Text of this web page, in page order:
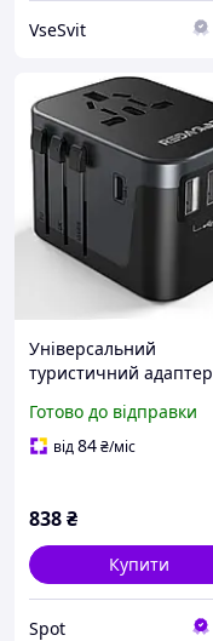
VseSvit
Універсальний
туристичний адаптер
USB-C 3A чорний для
подорожей 224 країни
Готово до відправки
від84₴/міс
838₴
Купити
Spot